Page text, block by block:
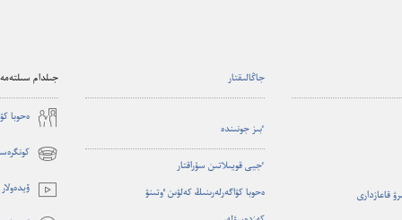
قاعازدارى
جاڭالىقتار
ٴ‌بىز جونىندە
ٴ‌جيى قويىلاتىن سۇ‌راقتار
ە‌حوبا كۋاگە‌رلە‌رىنىڭ كە‌لۋىن ٶتىنۋ
جىلدام
ە‌حوبا
(opens
new
window)
ۆيدە‌ولار